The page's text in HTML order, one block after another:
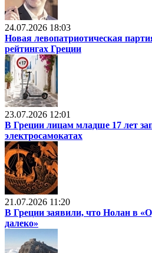
24.07.2026 18:03
Новая левопатриотическая
рейтингах Греции
23.07.2026 12:01
В Греции лицам младше 17 лет
электросамокатах
21.07.2026 11:20
В Греции заявили, что Нолан в
далеко»